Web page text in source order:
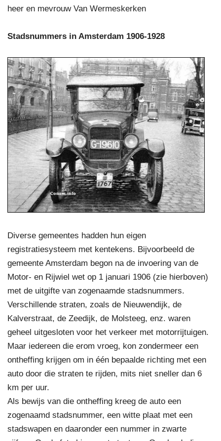
heer en mevrouw Van Wermeskerken
Stadsnummers in Amsterdam 1906-1928
Diverse gemeentes hadden hun eigen
registratiesysteem met kentekens. Bijvoorbeeld de
gemeente Amsterdam begon na de invoering van de
Motor- en Rijwiel wet op 1 januari 1906 (zie hierboven)
met de uitgifte van zogenaamde stadsnummers.
Verschillende straten, zoals de Nieuwendijk, de
Kalverstraat, de Zeedijk, de Molsteeg, enz. waren
geheel uitgesloten voor het verkeer met motorrijtuigen.
Maar iedereen die erom vroeg, kon zondermeer een
ontheffing krijgen om in één bepaalde richting met een
auto door die straten te rijden, mits niet sneller dan 6
km per uur.
Als bewijs van die ontheffing kreeg de auto een
zogenaamd stadsnummer, een witte plaat met een
stadswapen en daaronder een nummer in zwarte